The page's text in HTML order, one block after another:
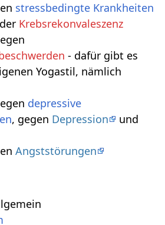
stressbedingte Krankheiten
Krebsrekonvaleszenz
- dafür gibt es
Yogastil, nämlich
depressive
, gegen Depression
und
Angststörungen